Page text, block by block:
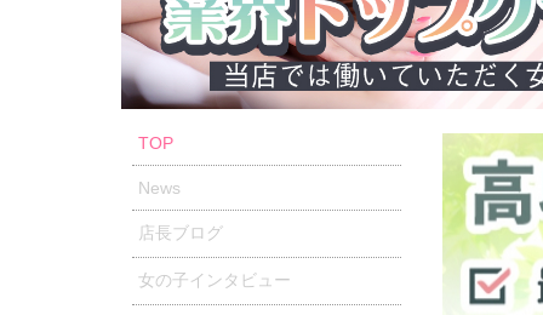
TOP
News
店長ブログ
女の子インタビュー